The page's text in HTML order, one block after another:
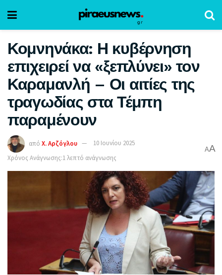
Κομνηνάκα: Η κυβέρνηση
επιχειρεί να «ξεπλύνει» τον
Καραμανλή – Οι αιτίες της
τραγωδίας στα Τέμπη
παραμένουν
από Χ. Αρζόγλου
10 Ιουνίου 2025
Χρόνος Ανάγνωσης:1 λεπτό ανάγνωσης
AA